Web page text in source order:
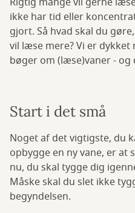
ikke har tid eller
gjort. Så hvad skal du
vil læse mere? Vi er
bøger om (læse)vaner -
Start i det små
Noget af det vigtigste, du
opbygge en ny vane, er at
nu, du skal tygge dig
Måske skal du slet ikke
begyndelsen.